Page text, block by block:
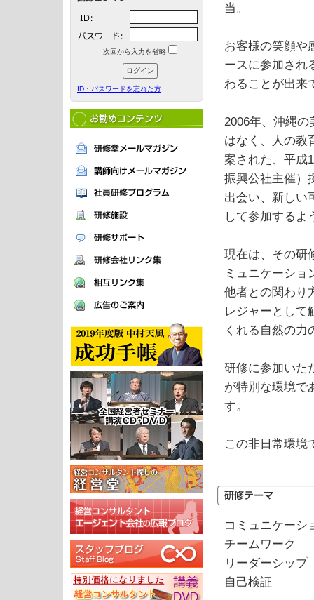
次回から入力を省略
ID・パスワードを忘れた方
当。
お客様の笑顔や
ースに参加され
わることが出来
2006年、沖縄
はなく、人の教
案された、平成
振興公社主催）
出会い、新しい
して参加するよ
現在は、その研
ミュニケーショ
他者との関わり
レジャーとして
くれる自然の力
研修に参加いた
が特別な環境で
す。
この非日常環境
コミュニケーシ
チームワーク
リーダーシップ
自己検証